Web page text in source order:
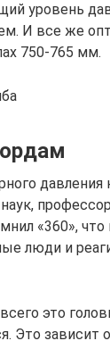
уровень
И все же
750-765 мм.
давления
«360», что
люди и
это
зависит